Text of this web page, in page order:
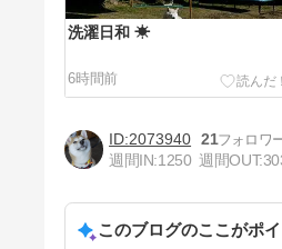
洗濯日和 ☀
6時間前
2073940 21
週間IN:1250 週間OUT:
このブログのここがポイ